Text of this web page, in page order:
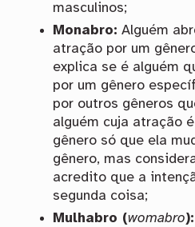
masculinos;
Monabro: Alguém
atração por um
explica se é alguém
por um gênero
por outros gêneros
alguém cuja atração
gênero só que ela
gênero, mas
acredito que a
segunda coisa;
Mulhabro (womabro):